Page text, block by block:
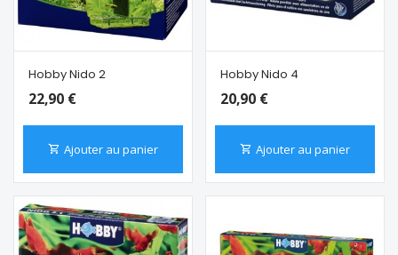
Hobby Nido 2
22,90 €
Ajouter au panier
Hobby Nido 4
20,90 €
Ajouter au panier